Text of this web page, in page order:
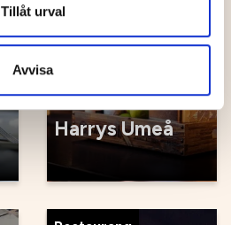
Tillåt urval
Avvisa
Harrys Umeå